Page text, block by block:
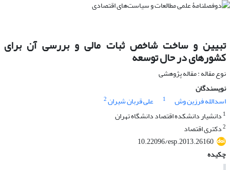
تبیین و ساخت شاخص ثبات مالی و بررسی آن برای
کشورهای در حال توسعه
نوع مقاله : مقاله پژوهشی
نویسندگان
اسدالله فرزین وش
1 علی قربان شیران2
1 دانشیار دانشکده اقتصاد دانشگاه تهران
2دکتری اقتصاد
10.22096/esp.2013.26160
چکیده